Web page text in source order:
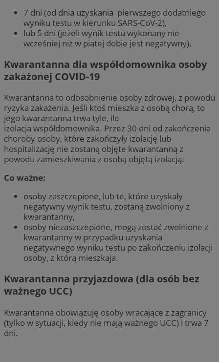
7 dni (od dnia uzyskania pierwszego dodatniego
wyniku testu w kierunku SARS-CoV-2),
lub 5 dni (jeżeli wynik testu wykonany nie
wcześniej niż w piątej dobie jest negatywny).
Kwarantanna dla współdomownika osoby
zakażonej COVID-19
Kwarantanna to odosobnienie osoby zdrowej, z powodu
ryzyka zakażenia. Jeśli ktoś mieszka z osobą chorą, to
jego kwarantanna trwa tyle, ile
izolacja współdomownika. Przez 30 dni od zakończenia
choroby osoby, które zakończyły izolację lub
hospitalizację nie zostaną objęte kwarantanną z
powodu zamieszkiwania z osobą objętą izolacją.
Co ważne:
osoby zaszczepione, lub te, które uzyskały
negatywny wynik testu, zostaną zwolniony z
kwarantanny,
osoby niezaszczepione, mogą zostać zwolnione z
kwarantanny w przypadku uzyskania
negatywnego wyniku testu po zakończeniu izolacji
osoby, z którą mieszkaja.
Kwarantanna przyjazdowa (dla osób bez
ważnego UCC)
Kwarantanna obowiązuję osoby wracające z zagranicy
(tylko w sytuacji, kiedy nie mają ważnego UCC) i trwa 7
dni.